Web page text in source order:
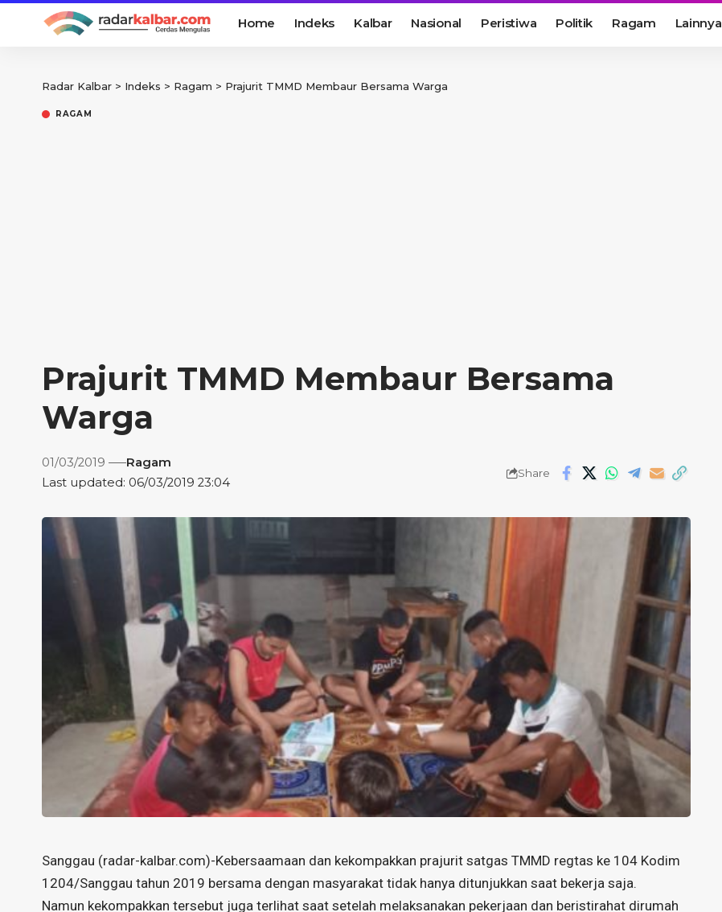
Home Indeks Kalbar Nasional Peristiwa Politik Ragam Lainnya
Radar Kalbar > Indeks > Ragam > Prajurit TMMD Membaur Bersama Warga
RAGAM
Prajurit TMMD Membaur Bersama
Warga
Last updated: 06/03/2019 23:04
01/03/2019 Ragam
Share
Sanggau (radar-kalbar.com)-Kebersaamaan dan kekompakkan prajurit satgas TMMD regtas ke 104 Kodim
1204/Sanggau tahun 2019 bersama dengan masyarakat tidak hanya ditunjukkan saat bekerja saja.
Namun kekompakkan tersebut juga terlihat saat setelah melaksanakan pekerjaan dan beristirahat dirumah